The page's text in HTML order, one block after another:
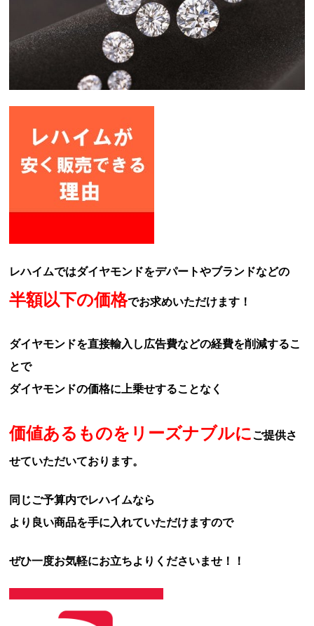
レハイムではダイヤモンドをデパートやブランドなどの
半額以下の価格でお求めいただけます！
ダイヤモンドを直接輸入し広告費などの経費を削減するこ
とで
ダイヤモンドの価格に上乗せすることなく
価値あるものをリーズナブルにご提供さ
せていただいております。
同じご予算内でレハイムなら
より良い商品を手に入れていただけますので
ぜひ一度お気軽にお立ちよりくださいませ！！